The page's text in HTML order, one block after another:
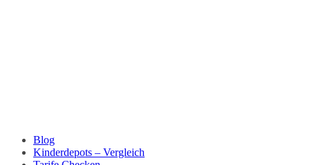
Blog
Kinderdepots – Vergleich